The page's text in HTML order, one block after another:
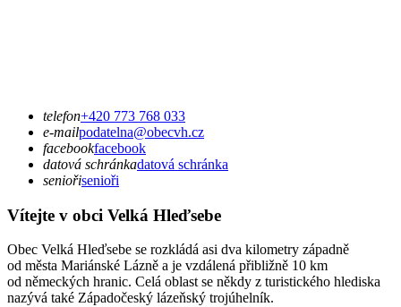
telefon+420 773 768 033
e-mailpodatelna@obecvh.cz
facebookfacebook
datová schránkadatová schránka
seniořisenioři
Vítejte v obci Velká Hleďsebe
Obec Velká Hleďsebe se rozkládá asi dva kilometry západně
od města Mariánské Lázně a je vzdálená přibližně 10 km
od německých hranic. Celá oblast se někdy z turistického hlediska
nazývá také Západočeský lázeňský trojúhelník.